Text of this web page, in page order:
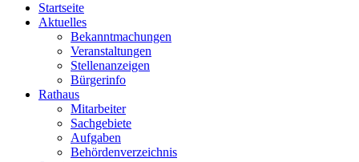
Startseite
Aktuelles
Bekanntmachungen
Veranstaltungen
Stellenanzeigen
Bürgerinfo
Rathaus
Mitarbeiter
Sachgebiete
Aufgaben
Behördenverzeichnis